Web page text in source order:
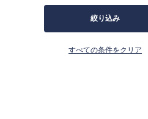
絞り込み
すべての条件をクリア